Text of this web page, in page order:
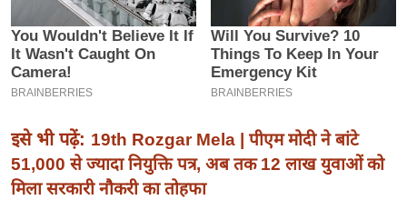
र
मि
सा
बे
मि
इसे भी पढ़ें: 19th Rozgar Mela | पीएम मोदी ने बांटे
51,000 से ज्यादा नियुक्ति पत्र, अब तक 12 लाख युवाओं को
मिला सरकारी नौकरी का तोहफा